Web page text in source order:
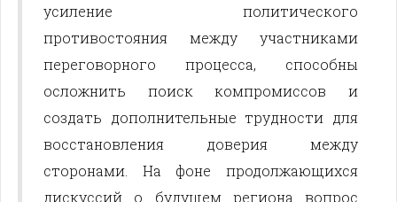
усиление политического
противостояния между участниками
переговорного процесса, способны
осложнить поиск компромиссов и
создать дополнительные трудности для
восстановления доверия между
сторонами. На фоне продолжающихся
дискуссий о будущем региона вопрос